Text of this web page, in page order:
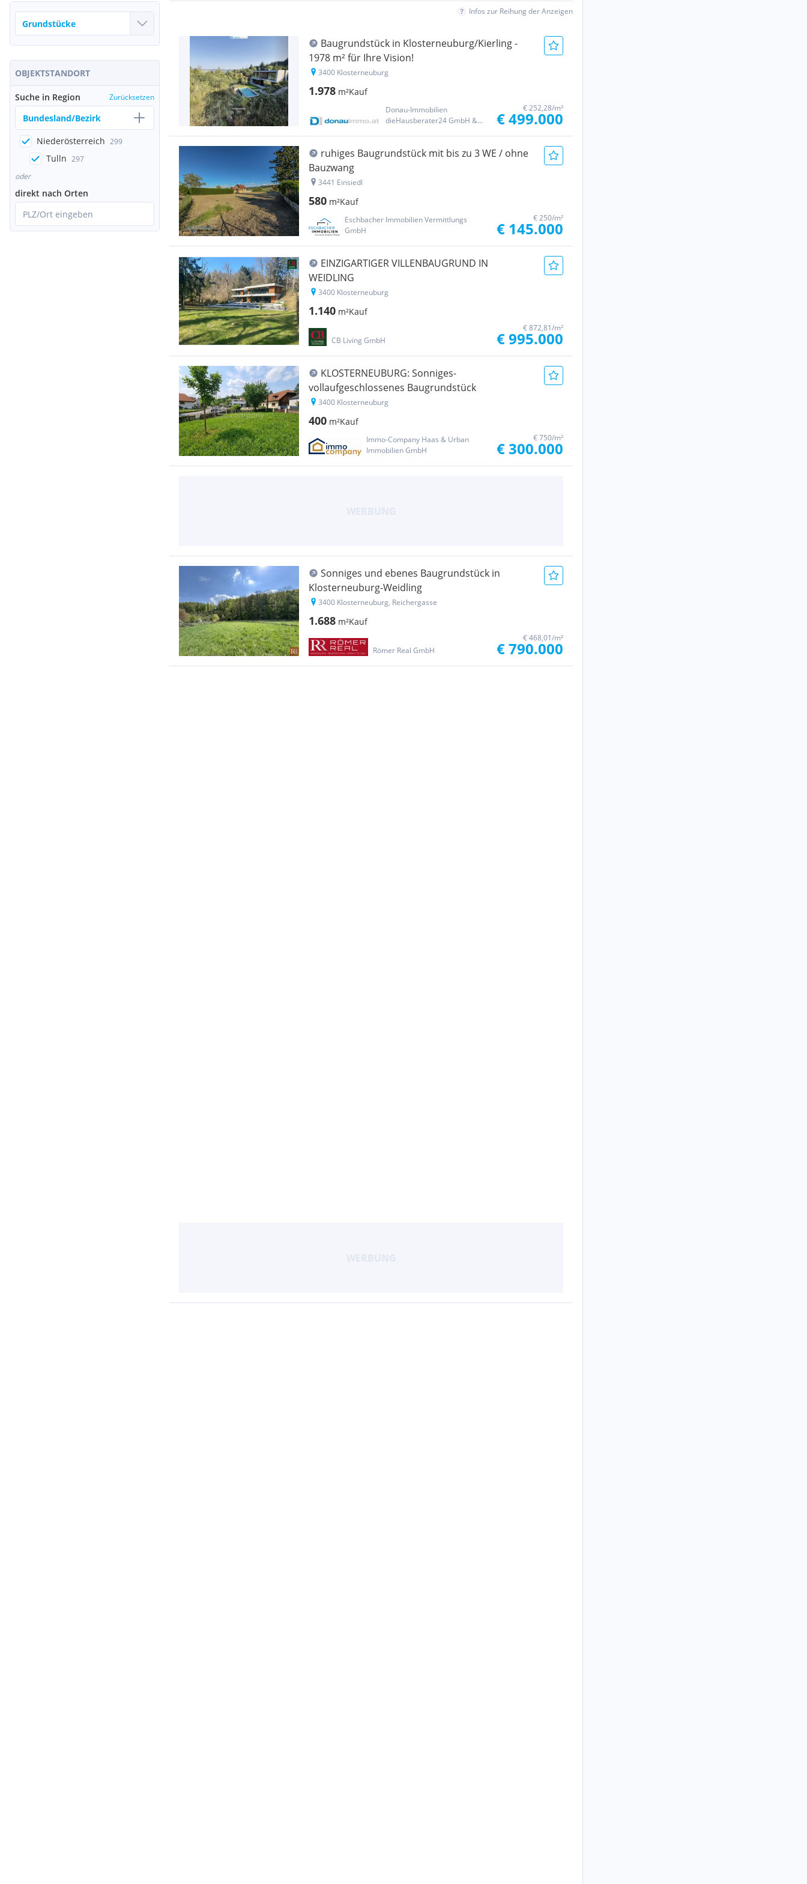
OBJEKTSTANDORT
Suche in Region Zurücksetzen
Bundesland/Bezirk
Niederösterreich 299
Tulln 297
oder
direkt nach Orten
PLZ/Ort eingeben
Infos zur Reihung der Anzeigen
Baugrundstück in Klosterneuburg/Kierling -
1978 m² für Ihre Vision!
3400 Klosterneuburg
1.978 m²Kauf
Donau-Immobilien
dieHausberater24 GmbH &
€ 252,28/m²
€ 499.000
ruhiges Baugrundstück mit bis zu 3 WE / ohne
Bauzwang
3441 Einsiedl
580 m²Kauf
Eschbacher Immobilien Vermittlungs
GmbH
€ 250/m²
€ 145.000
EINZIGARTIGER VILLENBAUGRUND IN
WEIDLING
3400 Klosterneuburg
1.140 m²Kauf
CB Living GmbH
€ 872,81/m²
€ 995.000
KLOSTERNEUBURG: Sonniges-
vollaufgeschlossenes Baugrundstück
3400 Klosterneuburg
400 m²Kauf
Immo-Company Haas & Urban
Immobilien GmbH
€ 750/m²
€ 300.000
Sonniges und ebenes Baugrundstück in
Klosterneuburg-Weidling
3400 Klosterneuburg, Reichergasse
1.688 m²Kauf
Römer Real GmbH
€ 468,01/m²
€ 790.000